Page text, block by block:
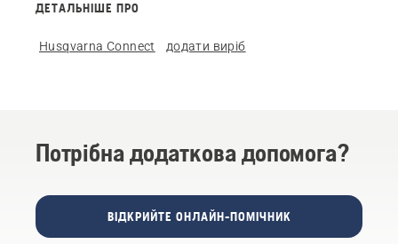
ДЕТАЛЬНІШЕ ПРО
Husqvarna Connect додати виріб
Потрібна додаткова допомога?
ВІДКРИЙТЕ ОНЛАЙН-ПОМІЧНИК